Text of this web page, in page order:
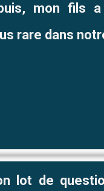
mon fils
rare dans
lot de